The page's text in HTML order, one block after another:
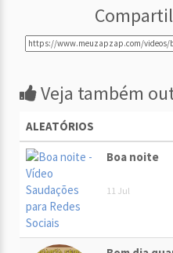
Veja também
ALEATÓRIOS
Boa noite
11 Jul